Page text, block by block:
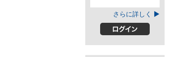
TOKEIマイページ
さらに詳しく ▶